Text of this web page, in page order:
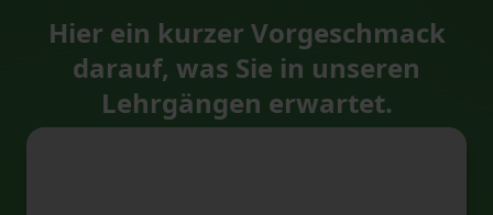
Hier ein kurzer Vorgeschmack
darauf, was Sie in unseren
Lehrgängen erwartet.